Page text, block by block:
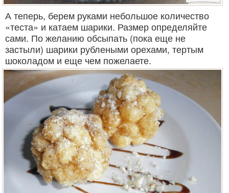
А теперь, берем руками небольшое количество
«теста» и катаем шарики. Размер определяйте
сами. По желанию обсыпать (пока еще не
застыли) шарики рублеными орехами, тертым
шоколадом и еще чем пожелаете.